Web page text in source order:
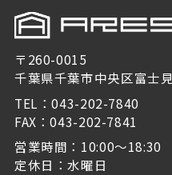
〒260-0015
千葉県千葉市中央区富士
TEL：043-202-7840
FAX：043-202-7841
営業時間：10:00～18:30
定休日：水曜日